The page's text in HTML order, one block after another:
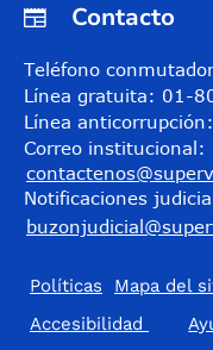
Contacto
Teléfono
Línea gratuita: 01-
Línea
Correo institucional:
Notificaciones
Políticas Mapa del
Accesibilidad